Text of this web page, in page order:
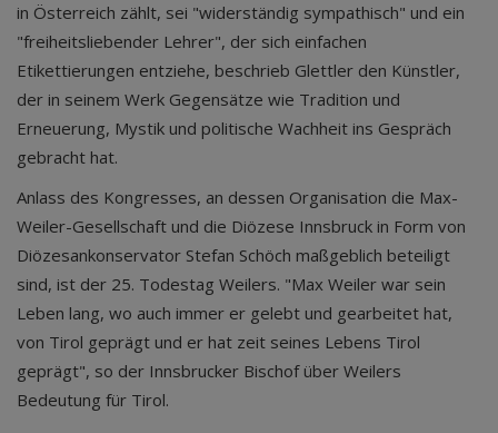
in Österreich zählt, sei "widerständig sympathisch" und ein
"freiheitsliebender Lehrer", der sich einfachen
Etikettierungen entziehe, beschrieb Glettler den Künstler,
der in seinem Werk Gegensätze wie Tradition und
Erneuerung, Mystik und politische Wachheit ins Gespräch
gebracht hat.
Anlass des Kongresses, an dessen Organisation die Max-
Weiler-Gesellschaft und die Diözese Innsbruck in Form von
Diözesankonservator Stefan Schöch maßgeblich beteiligt
sind, ist der 25. Todestag Weilers. "Max Weiler war sein
Leben lang, wo auch immer er gelebt und gearbeitet hat,
von Tirol geprägt und er hat zeit seines Lebens Tirol
geprägt", so der Innsbrucker Bischof über Weilers
Bedeutung für Tirol.